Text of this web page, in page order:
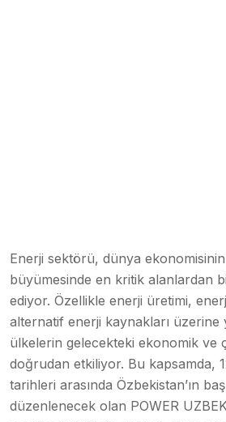
Enerji sektörü, dünya
büyümesinde en kritik alanlardan
ediyor. Özellikle enerji üretimi,
alternatif enerji kaynakları üzerine
ülkelerin gelecekteki ekonomik ve
doğrudan etkiliyor. Bu kapsamda,
tarihleri arasında Özbekistan’ın
düzenlenecek olan POWER